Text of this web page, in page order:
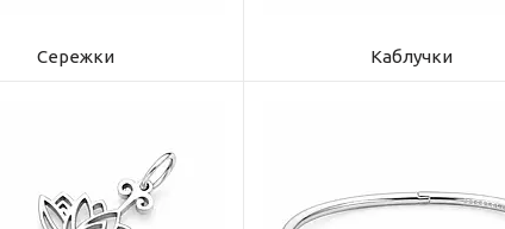
Сережки Каблучки